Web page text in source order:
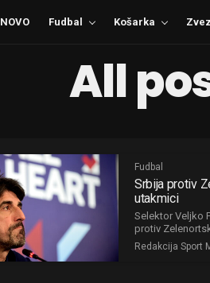
NOVO Fudbal Košarka
All
Fudbal
Srbija protiv
utakmici
Selektor Veljko
protiv
Redakcija Sport